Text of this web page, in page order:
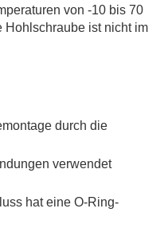
von -10 bis 70
Hohlschraube ist nicht im
durch die
verwendet
hat eine O-Ring-